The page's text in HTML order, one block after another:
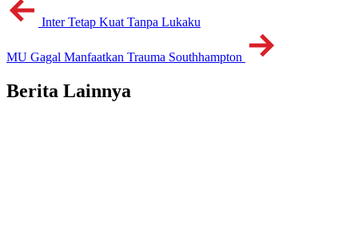
Inter Tetap Kuat Tanpa Lukaku
MU Gagal Manfaatkan Trauma Southhampton
Berita Lainnya